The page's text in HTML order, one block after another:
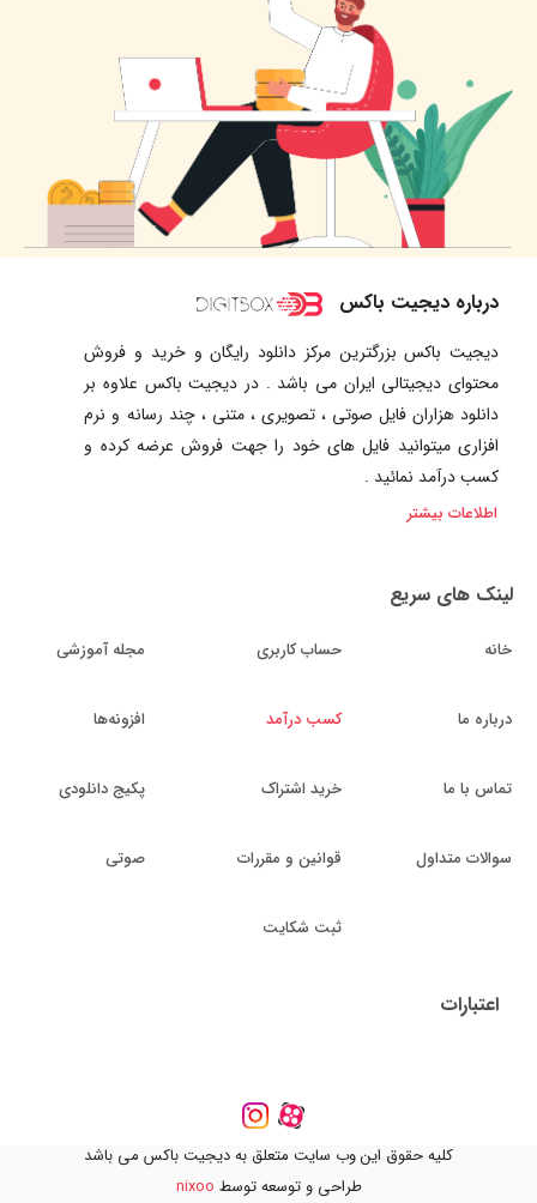
درباره دیجیت باکس
دیجیت باکس بزرگترین مرکز دانلود رایگان و خرید و فروش
محتوای دیجیتالی ایران می باشد . در دیجیت باکس علاوه بر
دانلود هزاران فایل صوتی ، تصویری ، متنی ، چند رسانه و نرم
افزاری میتوانید فایل های خود را جهت فروش عرضه کرده و
کسب درآمد نمائید .
اطلاعات بیشتر
لینک های سریع
خانه
درباره ما
تماس با ما
سوالات متداول
حساب کاربری
کسب درآمد
خرید اشتراک
قوانین و مقررات
ثبت شکایت
مجله آموزشی
افزونه‌ها
پکیج دانلودی
صوتی
اعتبارات
کلیه حقوق این وب سایت متعلق به دیجیت باکس می باشد
طراحی و توسعه توسط nixoo